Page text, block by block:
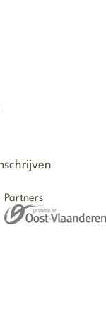
Partners